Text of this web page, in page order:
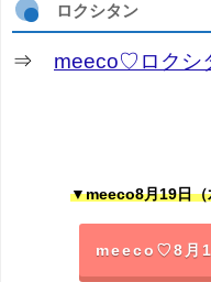
ロクシタン
⇒ meeco♡ロクシ
▼meeco8月19日（
meeco♡8月